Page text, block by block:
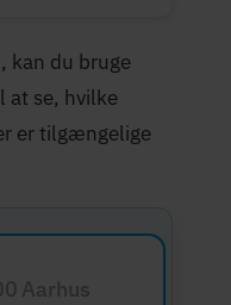
kan du bruge
at se, hvilke
er tilgængelige
Aarhus C